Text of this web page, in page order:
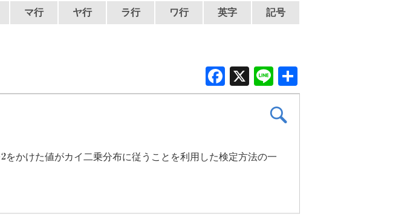
マ行 ヤ行 ラ行 ワ行 英字 記号
F
a
b
k
X
Li
n
e
有
をかけた値がカイ二乗分布に従うことを利用した検定方法の一